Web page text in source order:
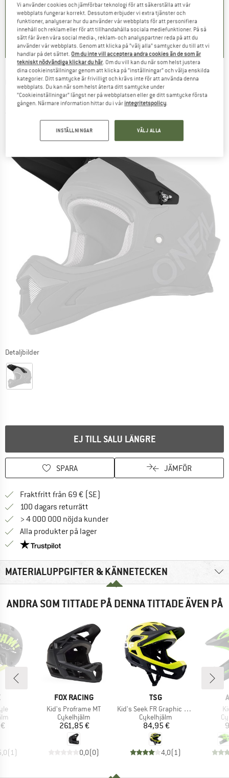
6
)
+1
4,6(71)
+9
4,7(48)
O'NEAL -Youth Visor Sonus Helmet Solid -
Cykelhjälm
Detaljbilder
EJ TILL SALU LÄNGRE
SPARA JÄMFÖR
Fraktfritt från 69 € (SE)
100 dagars returrätt
> 4 000 000 nöjda kunder
Alla produkter på lager
Trust Pilot-garanti - hitta all information här!
MATERIALUPPGIFTER & KÄNNETECKEN
ANDRA SOM TITTADE PÅ DENNA TITTADE ÄVEN PÅ
(1 )
VARUMÄRKE
FOX RACING
Produkter
Kid's Proframe MT
Produktgrupp
Cykelhjälm
Pris
261,85 €
0,0(0)
VARUMÄRKE
TSG
Produkter
Kid's Seek FR Graphic Design
Produktgrupp
Cykelhjälm
Pris
84,95 €
4,0(1 )
Vi använder cookies och jämförbar teknologi för att säkerställa att vår
webbplats fungerar korrekt. Dessutom erbjuder vi extra tjänster och
funktioner, analyserar hur du använder vår webbplats för att personifiera
innehåll och reklam eller för att tillhandahålla sociala mediefunktioner. På så
sätt får även våra social media-, reklam- och analyspartner reda på att du
använder vår webbplats. Genom att klicka på ”välj alla” samtycker du till att vi
handlar på det sättet. Om du inte vill acceptera andra cookies än de som är
tekniskt nödvändiga klickar du här . Om du vill kan du när som helst justera
dina cookieinställningar genom att klicka på ”inställningar” och välja enskilda
kategorier. Ditt samtycke är frivilligt och krävs inte för att använda denna
webbplats. Du kan när som helst återta ditt samtycke under
”Cookieinställningar” längst ner på webbplatsen eller ge ditt samtycke första
gången. Närmare information hittar du i vår integritetspolicy
INSTÄLLNINGAR VÄLJ ALLA